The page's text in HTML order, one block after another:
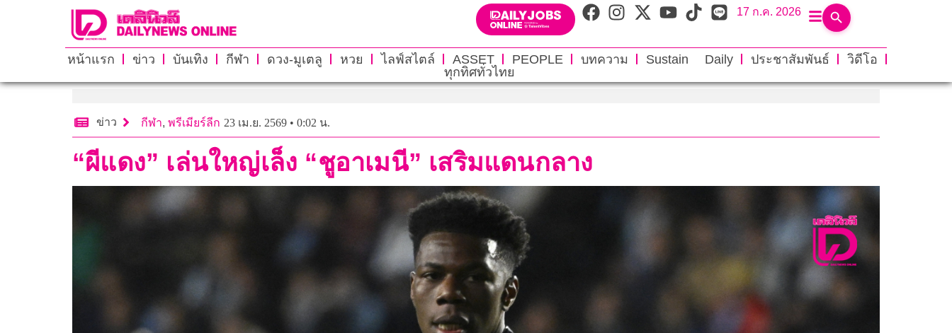
17 ก.ค. 2026
หน้าแรก ข่าว บันเทิง กีฬา ดวง-มูเตลู หวย ไลฟ์สไตล์ ASSET PEOPLE บทความ Sustain Daily ประชาสัมพันธ์
วิดีโอ
ทุกทิศทั่วไทย
ข่าว กีฬา, พรีเมียร์ลีก 23 เม.ย. 2569 • 0:02 น.
“ผีแดง” เล่นใหญ่เล็ง “ชูอาเมนี” เสริมแดนกลาง